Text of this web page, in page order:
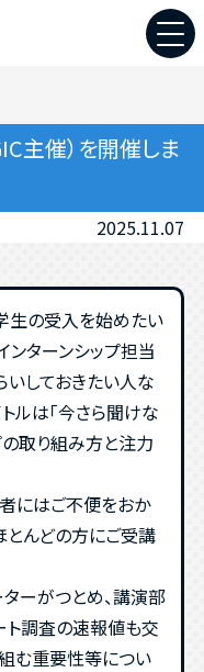
主催）を開催しま
2025.11.07
生の受入を始めたい
ンターンシップ担当
いしておきたい人な
ルは「今さら聞けな
取り組み方と注力
にはご不便をおか
とんどの方にご受講
ーがつとめ、講演部
調査の速報値も交
む重要性等につい